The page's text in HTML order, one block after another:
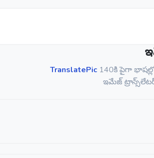
TranslatePic140కి పైగా భాషల్లో
ఇమేజ్